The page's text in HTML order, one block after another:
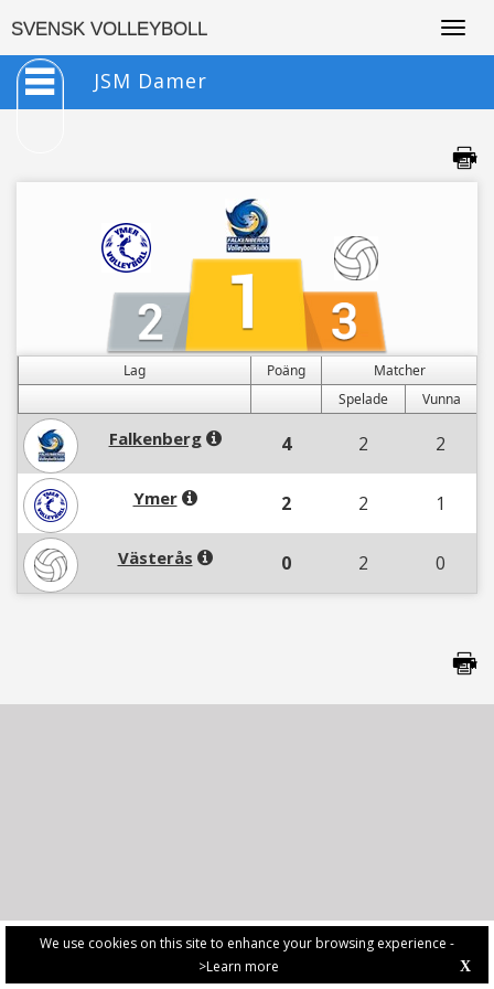
We use cookies on this site to enhance your browsing experience -
>Learn more
X
SVENSK VOLLEYBOLL
JSM Damer
Lag Poäng
Matcher
Spelade
Vunna
Falkenberg 4 2 2
Ymer 2 2 1
Västerås 0 2 0